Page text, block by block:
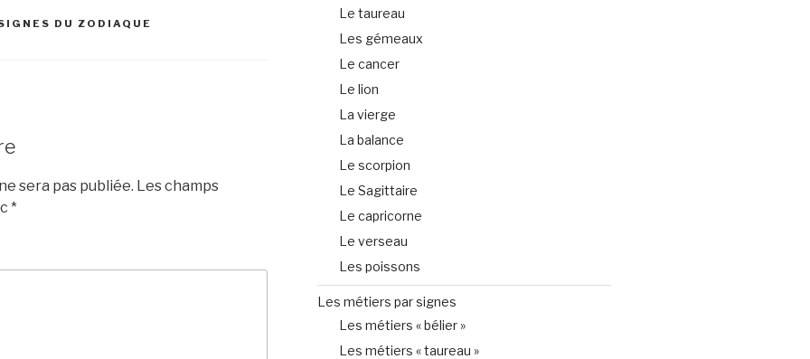
DU ZODIAQUE
sera pas publiée. Les champs
*
Le taureau
Les gémeaux
Le cancer
Le lion
La vierge
La balance
Le scorpion
Le Sagittaire
Le capricorne
Le verseau
Les poissons
Les métiers par signes
Les métiers « bélier »
Les métiers « taureau »